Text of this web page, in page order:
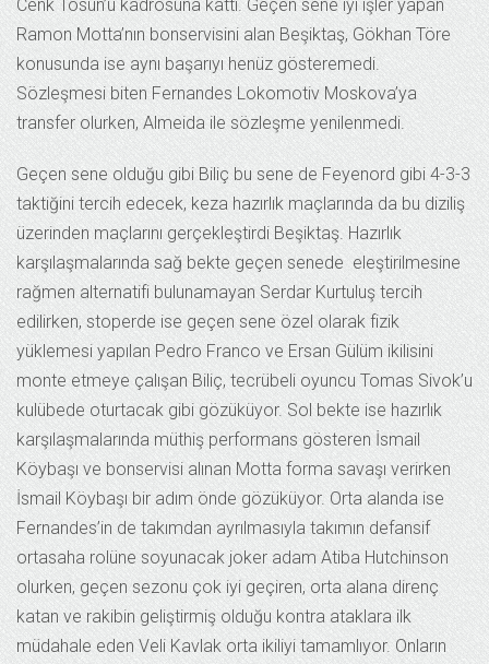
Cenk Tosun’u kadrosuna kattı. Geçen sene iyi işler yapan
Ramon Motta’nın bonservisini alan Beşiktaş, Gökhan Töre
konusunda ise aynı başarıyı henüz gösteremedi.
Sözleşmesi biten Fernandes Lokomotiv Moskova’ya
transfer olurken, Almeida ile sözleşme yenilenmedi.
Geçen sene olduğu gibi Biliç bu sene de Feyenord gibi 4-3-3
taktiğini tercih edecek, keza hazırlık maçlarında da bu diziliş
üzerinden maçlarını gerçekleştirdi Beşiktaş. Hazırlık
karşılaşmalarında sağ bekte geçen senede eleştirilmesine
rağmen alternatifi bulunamayan Serdar Kurtuluş tercih
edilirken, stoperde ise geçen sene özel olarak fizik
yüklemesi yapılan Pedro Franco ve Ersan Gülüm ikilisini
monte etmeye çalışan Biliç, tecrübeli oyuncu Tomas Sivok’u
kulübede oturtacak gibi gözüküyor. Sol bekte ise hazırlık
karşılaşmalarında müthiş performans gösteren İsmail
Köybaşı ve bonservisi alınan Motta forma savaşı verirken
İsmail Köybaşı bir adım önde gözüküyor. Orta alanda ise
Fernandes’in de takımdan ayrılmasıyla takımın defansif
ortasaha rolüne soyunacak joker adam Atiba Hutchinson
olurken, geçen sezonu çok iyi geçiren, orta alana direnç
katan ve rakibin geliştirmiş olduğu kontra ataklara ilk
müdahale eden Veli Kavlak orta ikiliyi tamamlıyor. Onların